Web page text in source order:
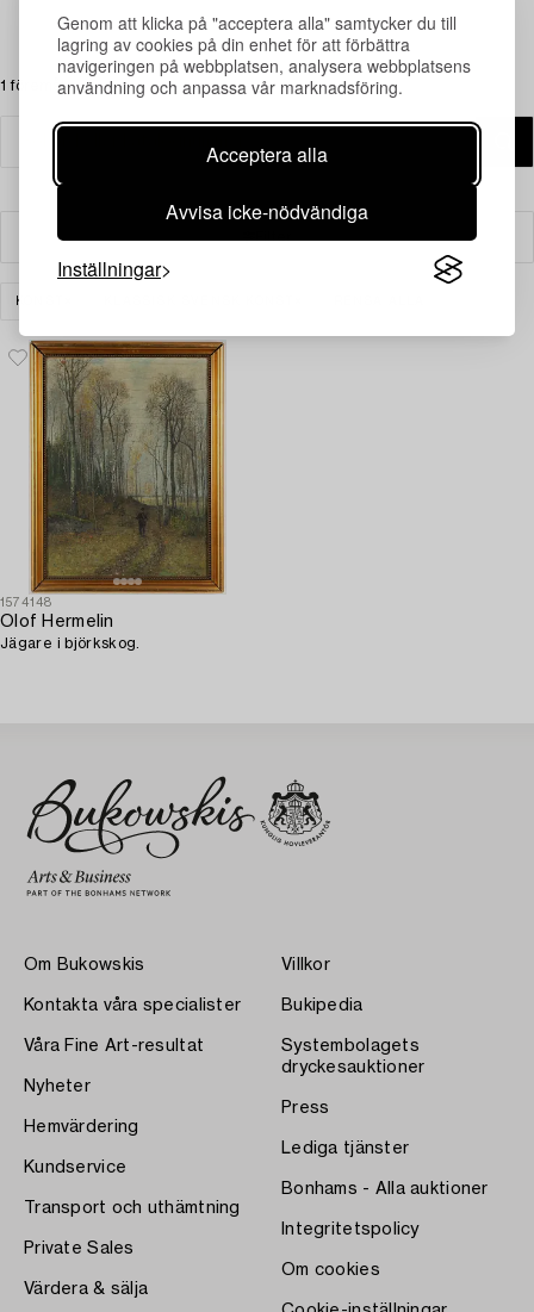
Genom att klicka på "acceptera alla" samtycker du till
lagring av cookies på din enhet för att förbättra
navigeringen på webbplatsen, analysera webbplatsens
användning och anpassa vår marknadsföring.
Acceptera alla
Avvisa icke-nödvändiga
Inställningar
1 föremål
KONST
1574148
Olof Hermelin
Jägare i björkskog.
Om Bukowskis
Kontakta våra specialister
Våra Fine Art-resultat
Nyheter
Hemvärdering
Kundservice
Transport och uthämtning
Private Sales
Värdera & sälja
Villkor
Bukipedia
Systembolagets
dryckesauktioner
Press
Lediga tjänster
Bonhams - Alla auktioner
Integritetspolicy
Om cookies